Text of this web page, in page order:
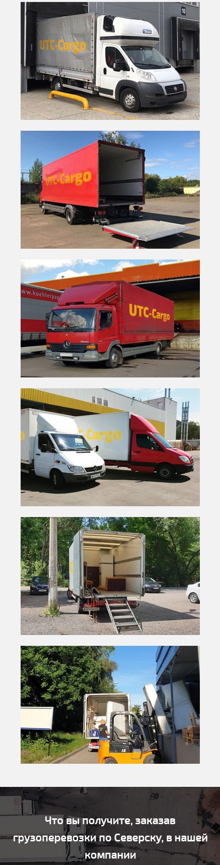
Что вы получите, заказав
грузоперевозки по Северску, в нашей
компании